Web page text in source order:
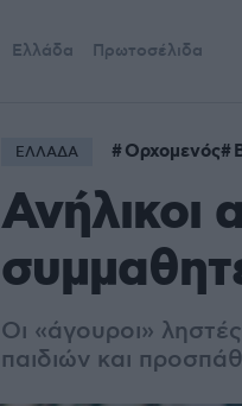
Ελλάδα Πρωτοσέλιδα
ΕΛΛΑΔΑ Ορχομενός
Ανήλικοι
Οι «άγουροι»
παιδιών και